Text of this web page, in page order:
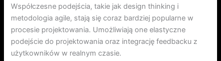
Współczesne podejścia, takie jak design thinking i
metodologia agile, stają się coraz bardziej popularne w
procesie projektowania. Umożliwiają one elastyczne
podejście do projektowania oraz integrację feedbacku z
użytkowników w realnym czasie.